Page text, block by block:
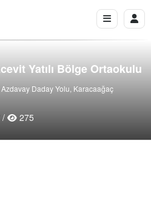
Yatılı Bölge Ortaokulu
Daday Yolu, Karacaağaç
/ 275